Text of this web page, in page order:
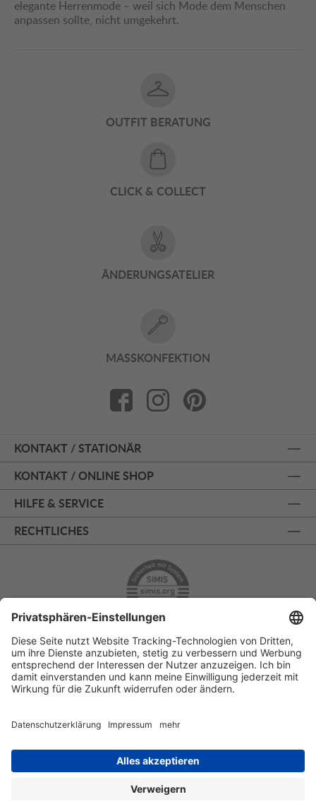
elegante Herrenmode – weil sich Mode dem Menschen
anpassen sollte, nicht umgekehrt.
OUTFIT BERATUNG
CLICK & COLLECT
ÄNDERUNGSATELIER
MASSKONFEKTION
KONTAKT / STATIONÄR
KONTAKT / ONLINE SHOP
HILFE & SERVICE
RECHTLICHES
ÜBER 125 JAHRE AM PRINZIPALMARKT
PERSÖNLICHE BERATUNG
KOSTENLOSER RÜCKVERSAND